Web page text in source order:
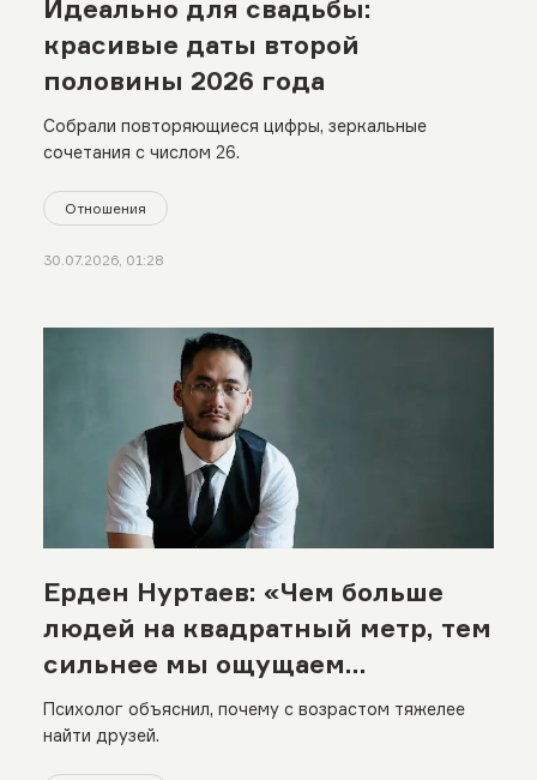
Идеально для свадьбы:
красивые даты второй
половины 2026 года
Собрали повторяющиеся цифры, зеркальные
сочетания с числом 26.
Отношения
30.07.2026, 01:28
Ерден Нуртаев: «Чем больше
людей на квадратный метр, тем
сильнее мы ощущаем
одиночество»
Психолог объяснил, почему с возрастом тяжелее
найти друзей.